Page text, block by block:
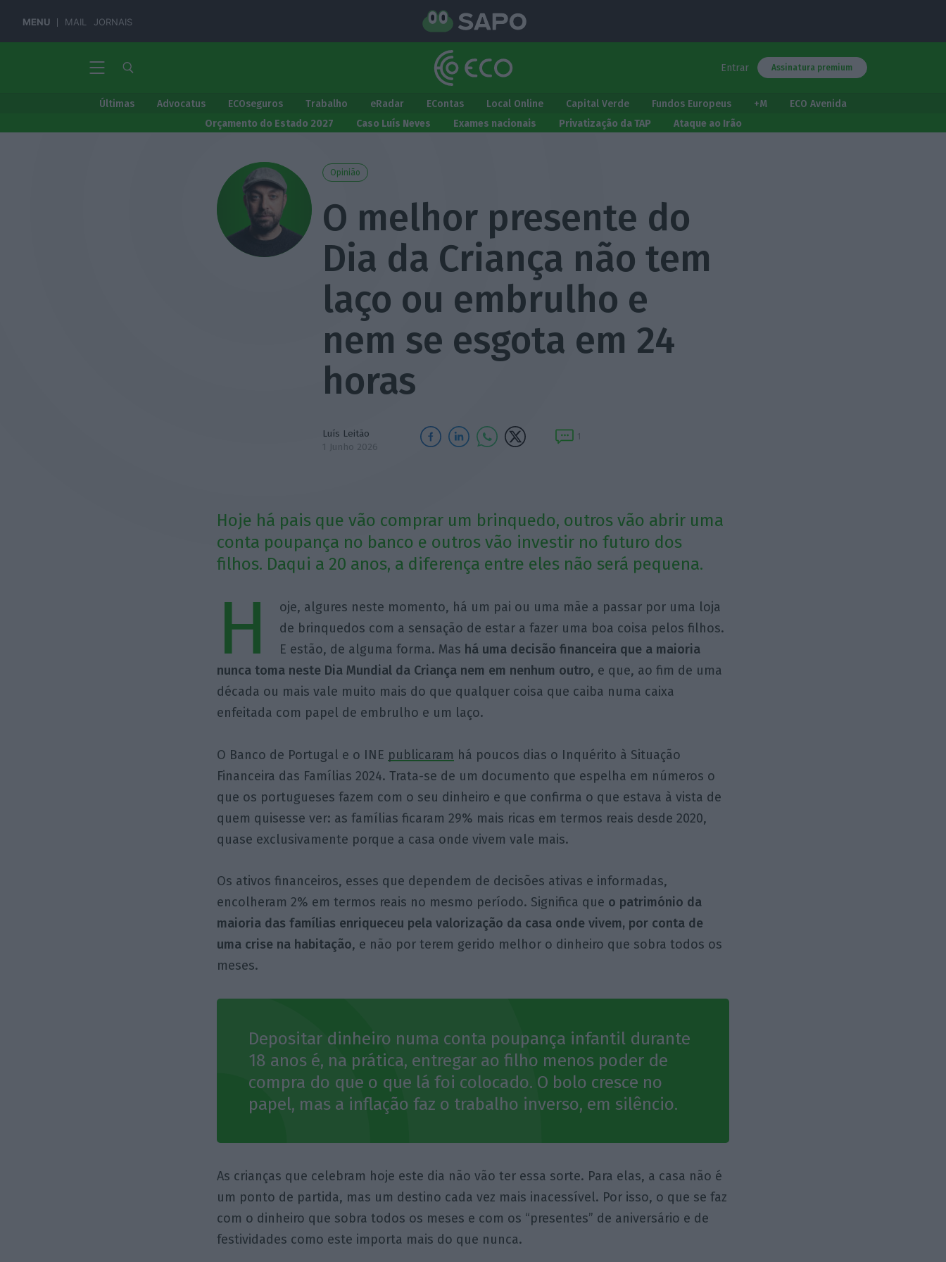
MENU MAIL JORNAIS
Entrar Assinatura premium
Últimas Advocatus ECOseguros Trabalho eRadar EContas Local Online Capital Verde Fundos Europeus +M
ECO Avenida
Orçamento do Estado 2027
Caso Luís Neves Exames nacionais Privatização da TAP Ataque ao Irão
Opinião
O melhor presente do
Dia da Criança não tem
laço ou embrulho e
nem se esgota em 24
horas
Luís Leitão
1 Junho 2026
1
Hoje há pais que vão comprar um brinquedo, outros vão abrir uma
conta poupança no banco e outros vão investir no futuro dos
filhos. Daqui a 20 anos, a diferença entre eles não será pequena.
H
oje, algures neste momento, há um pai ou uma mãe a passar por uma loja
de brinquedos com a sensação de estar a fazer uma boa coisa pelos filhos.
E estão, de alguma forma. Mas há uma decisão financeira que a maioria
nunca toma neste Dia Mundial da Criança nem em nenhum outro, e que, ao fim de uma
década ou mais vale muito mais do que qualquer coisa que caiba numa caixa
enfeitada com papel de embrulho e um laço.
O Banco de Portugal e o INE publicaram há poucos dias o Inquérito à Situação
Financeira das Famílias 2024. Trata-se de um documento que espelha em números o
que os portugueses fazem com o seu dinheiro e que confirma o que estava à vista de
quem quisesse ver: as famílias ficaram 29% mais ricas em termos reais desde 2020,
quase exclusivamente porque a casa onde vivem vale mais.
Os ativos financeiros, esses que dependem de decisões ativas e informadas,
encolheram 2% em termos reais no mesmo período. Significa que o património da
maioria das famílias enriqueceu pela valorização da casa onde vivem, por conta de
uma crise na habitação, e não por terem gerido melhor o dinheiro que sobra todos os
meses.
Depositar dinheiro numa conta poupança infantil durante
18 anos é, na prática, entregar ao filho menos poder de
compra do que o que lá foi colocado. O bolo cresce no
papel, mas a inflação faz o trabalho inverso, em silêncio.
As crianças que celebram hoje este dia não vão ter essa sorte. Para elas, a casa não é
um ponto de partida, mas um destino cada vez mais inacessível. Por isso, o que se faz
com o dinheiro que sobra todos os meses e com os “presentes” de aniversário e de
festividades como este importa mais do que nunca.